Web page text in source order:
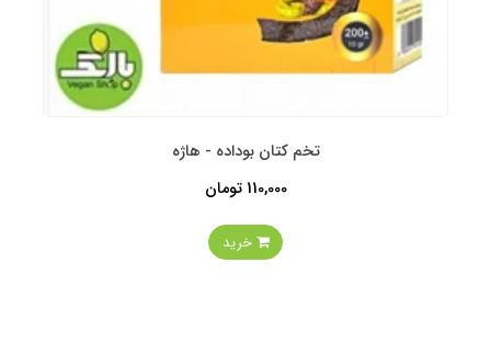
تخم کتان بوداده - هاژه
110,000 تومان
خرید